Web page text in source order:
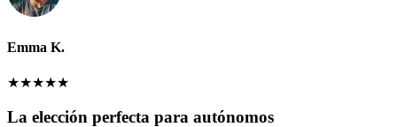
Emma K.
★★★★★
La elección perfecta para autónomos